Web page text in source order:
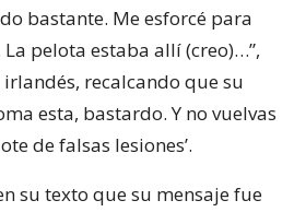
bastante. Me esforcé para
pelota estaba allí (creo)…”,
recalcando que su
esta, bastardo. Y no vuelvas
de falsas lesiones’.
su texto que su mensaje fue